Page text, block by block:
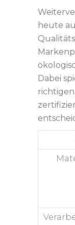
heute
Dabei
richtigen